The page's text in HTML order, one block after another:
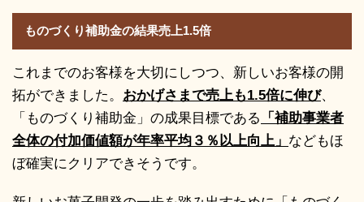
ものづくり補助金の結果売上1.5倍
これまでのお客様を大切にしつつ、新しいお客様の開
拓ができました。 おかげさまで売上も1.5倍に伸び、
「ものづくり補助金」の成果目標である
「補助事業者
全体の付加価値額が年率平均３％以上向上」 などもほ
ぼ確実にクリアできそうです。